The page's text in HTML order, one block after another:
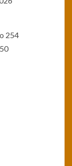
254